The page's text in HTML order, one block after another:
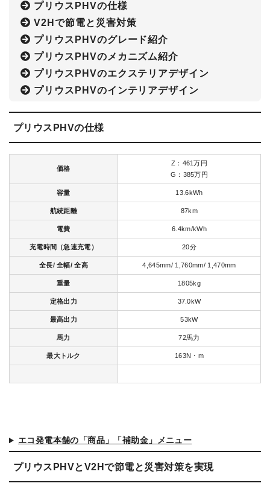
プリウスPHVの仕様
V2Hで節電と災害対策
プリウスPHVのグレード紹介
プリウスPHVのメカニズム紹介
プリウスPHVのエクステリアデザイン
プリウスPHVのインテリアデザイン
プリウスPHVの仕様
価格
Z：461万円
G：385万円
容量 13.6kWh
航続距離 87km
電費 6.4km/kWh
充電時間（急速充電） 20分
全長/ 全幅/ 全高 4,645mm/ 1,760mm/ 1,470mm
重量 1805kg
定格出力 37.0kW
最高出力 53kW
馬力 72馬力
最大トルク 163N・m
エコ発電本舗の「商品」「補助金」メニュー
プリウスPHVとV2Hで節電と災害対策を実現